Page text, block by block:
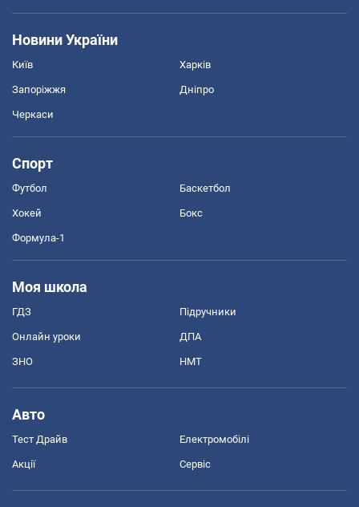
Новини України
Київ Харків
Запоріжжя Дніпро
Черкаси
Спорт
Футбол Баскетбол
Хокей Бокс
Формула-1
Моя школа
ГДЗ Підручники
Онлайн уроки ДПА
ЗНО НМТ
Авто
Тест Драйв Електромобілі
Акції Сервіс